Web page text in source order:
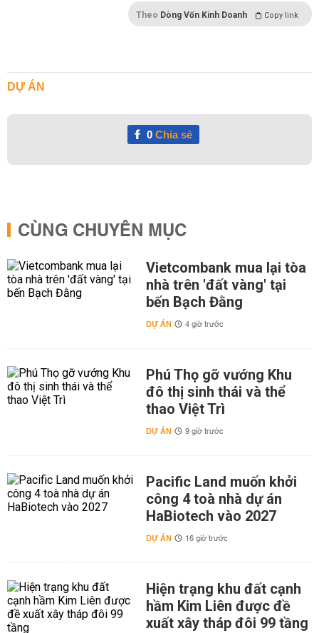
Theo Dòng Vốn Kinh Doanh Copy link
DỰ ÁN
0Chia sẻ
CÙNG CHUYÊN MỤC
Vietcombank mua lại tòa
nhà trên 'đất vàng' tại
bến Bạch Đằng
DỰ ÁN 4 giờ trước
Phú Thọ gỡ vướng Khu
đô thị sinh thái và thể
thao Việt Trì
DỰ ÁN 9 giờ trước
Pacific Land muốn khởi
công 4 toà nhà dự án
HaBiotech vào 2027
DỰ ÁN 16 giờ trước
Hiện trạng khu đất cạnh
hầm Kim Liên được đề
xuất xây tháp đôi 99 tầng